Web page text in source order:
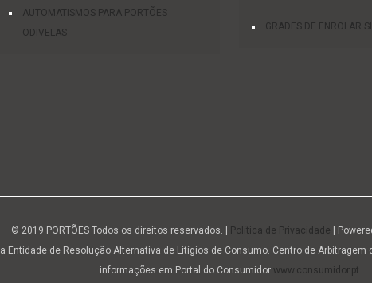
AUTOMATISMOS PARA PORTÕES
ODIVELAS
GRADES DE ENROLAR
© 2019 PORTÕES Todos os direitos reservados. | Política de Privacidade |
Entidade de Resolução Alternativa de Litígios de Consumo. Centro de Arbitragem
informações em Portal do Consumidor www.consumidor.pt